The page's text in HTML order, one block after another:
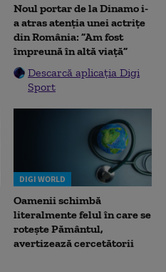
Noul portar de la Dinamo i-
a atras atenția unei actrițe
din România: ”Am fost
împreună în altă viață”
Descarcă aplicația Digi
Sport
DIGI WORLD
Oamenii schimbă
literalmente felul în care se
rotește Pământul,
avertizează cercetătorii